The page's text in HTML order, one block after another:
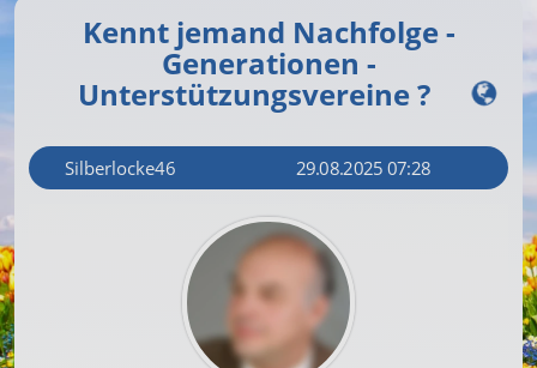
Kennt jemand Nachfolge -
Generationen -
Unterstützungsvereine ?
Silberlocke46 29.08.2025 07:28